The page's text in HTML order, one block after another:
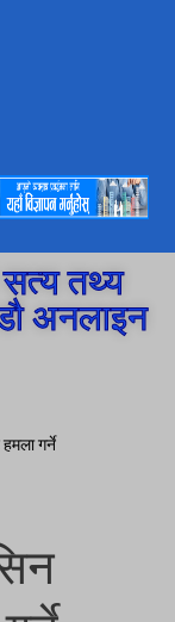
तथ्य
अनलाइन
गर्ने